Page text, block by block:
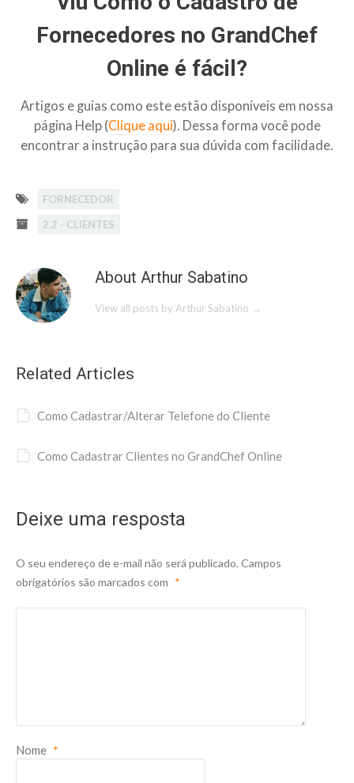
Fornecedores no GrandChef
Online é fácil?
Artigos e guias como este estão disponíveis em nossa
página Help (Clique aqui). Dessa forma você pode
encontrar a instrução para sua dúvida com facilidade.
FORNECEDOR
2.2 - CLIENTES
About Arthur Sabatino
View all posts by Arthur Sabatino →
Related Articles
Como Cadastrar/Alterar Telefone do Cliente
Como Cadastrar Clientes no GrandChef Online
Deixe uma resposta
O seu endereço de e-mail não será publicado. Campos
obrigatórios são marcados com *
Nome *